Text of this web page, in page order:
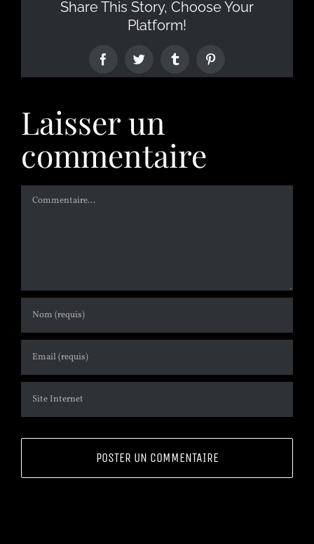
Share This Story, Choose Your
Platform!
Laisser un
commentaire